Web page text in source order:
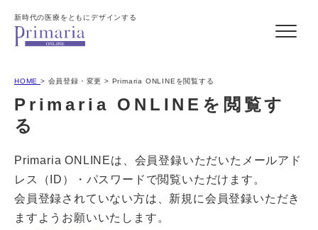
新時代の医療をともにデザインする
HOME 会員登録・変更 Primaria ONLINEを閲覧する
Primaria ONLINEを閲覧す
る
Primaria ONLINEは、会員登録いただいたメールアド
レス（ID）・パスワードで閲覧いただけます。
会員登録されていない方は、新規に会員登録いただき
ますようお願いいたします。